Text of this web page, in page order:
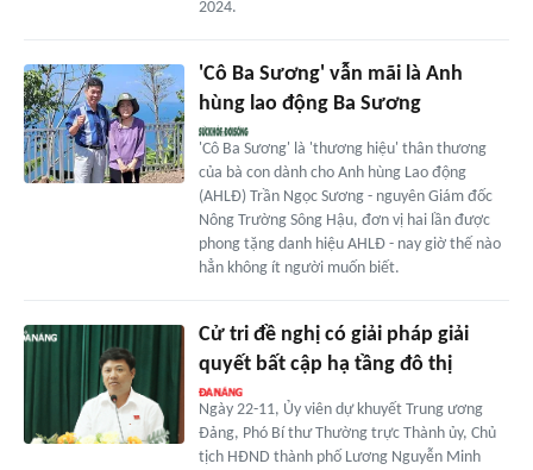
2024.
'Cô Ba Sương' vẫn mãi là Anh
hùng lao động Ba Sương
'Cô Ba Sương' là 'thương hiệu' thân thương
của bà con dành cho Anh hùng Lao động
(AHLĐ) Trần Ngọc Sương - nguyên Giám đốc
Nông Trường Sông Hậu, đơn vị hai lần được
phong tặng danh hiệu AHLĐ - nay giờ thế nào
hẳn không ít người muốn biết.
Cử tri đề nghị có giải pháp giải
quyết bất cập hạ tầng đô thị
Ngày 22-11, Ủy viên dự khuyết Trung ương
Đảng, Phó Bí thư Thường trực Thành ủy, Chủ
tịch HĐND thành phố Lương Nguyễn Minh